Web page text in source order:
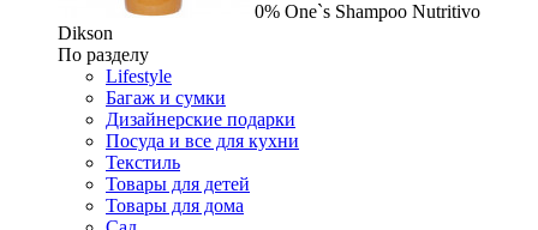
0% One`s Shampoo Nutritivo
Dikson
По разделу
Lifestyle
Багаж и сумки
Дизайнерские подарки
Посуда и все для кухни
Текстиль
Товары для детей
Товары для дома